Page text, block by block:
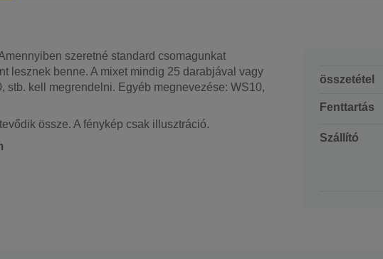
szeretné standard csomagunkat
lesznek benne. A mixet mindig 25 darabjával vagy
stb. kell megrendelni. Egyéb megnevezése: WS10,
össze. A fénykép csak illusztráció.
összetétel
Fenttartás
Szállító